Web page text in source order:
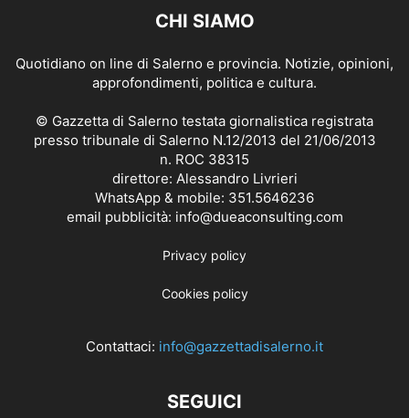
CHI SIAMO
Quotidiano on line di Salerno e provincia. Notizie, opinioni,
approfondimenti, politica e cultura.
© Gazzetta di Salerno testata giornalistica registrata
presso tribunale di Salerno N.12/2013 del 21/06/2013
n. ROC 38315
direttore: Alessandro Livrieri
WhatsApp & mobile: 351.5646236
email pubblicità: info@dueaconsulting.com
Privacy policy
Cookies policy
Contattaci: info@gazzettadisalerno.it
SEGUICI